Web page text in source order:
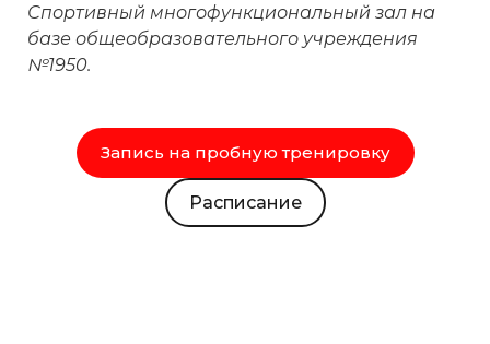
Спортивный многофункциональный зал на
базе общеобразовательного учреждения
№1950.
Запись на пробную тренировку
Расписание